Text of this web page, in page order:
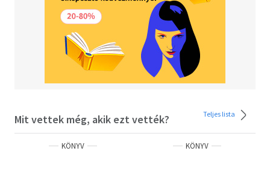
Mit vettek még, akik ezt vették? Teljes lista
KÖNYV KÖNYV